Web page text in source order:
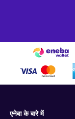
एनेबा के बारे में